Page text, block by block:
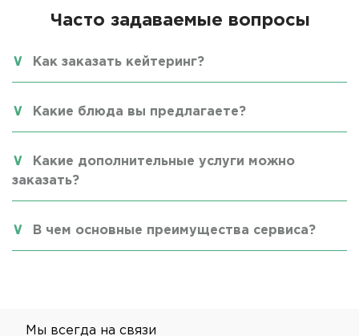
Часто задаваемые вопросы
Как заказать кейтеринг?
Какие блюда вы предлагаете?
Какие дополнительные услуги можно
заказать?
В чем основные преимущества сервиса?
Мы всегда на связи